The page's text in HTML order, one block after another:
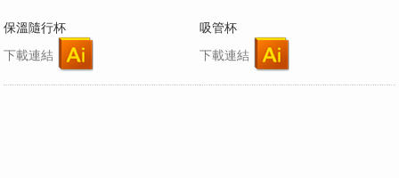
保溫隨行杯
下載連結
吸管杯
下載連結